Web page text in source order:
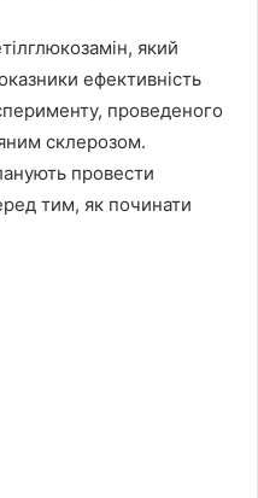
який
ефективність
проведеного
склерозом.
провести
тим, як починати